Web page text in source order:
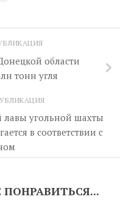
области
тонн угля
лавы угольной шахты
в соответствии с